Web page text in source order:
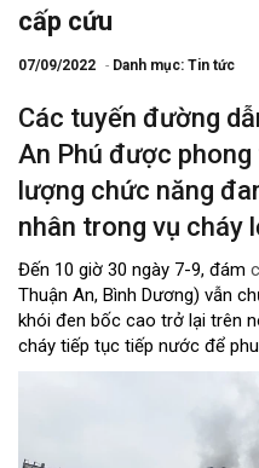
cấp cứu
07/09/2022 Danh mục: Tin tức
Các tuyến đường
An Phú được
lượng chức năng
nhân trong vụ cháy
Đến 10 giờ 30 ngày 7-9, đám
Thuận An, Bình Dương) vẫn
khói đen bốc cao trở lại trên
cháy tiếp tục tiếp nước để